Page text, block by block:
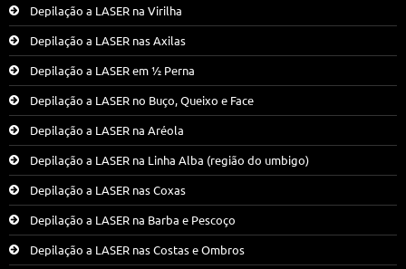
Depilação a LASER na Virilha
Depilação a LASER nas Axilas
Depilação a LASER em ½ Perna
Depilação a LASER no Buço, Queixo e Face
Depilação a LASER na Aréola
Depilação a LASER na Linha Alba (região do umbigo)
Depilação a LASER nas Coxas
Depilação a LASER na Barba e Pescoço
Depilação a LASER nas Costas e Ombros